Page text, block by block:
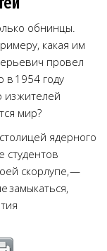
обнинцы.
какая им
провел
в 1954 году
из жителей
мир?
ядерного
студентов
скорлупе, —
замыкаться,